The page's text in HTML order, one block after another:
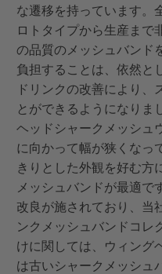
な遷移を持っています。
ロトタイプから生産まで
の品質のメッシュバンド
負担することは、依然と
ドリンクの改善により、
とができるようになりま
ヘッドシャークメッシュ
に向かって幅が狭くなっ
きりとした外観を好む方
メッシュバンドが最適で
改良が施されており、当
ンクメッシュバンドコレ
けに関しては、ウィング
は古いシャークメッシュ